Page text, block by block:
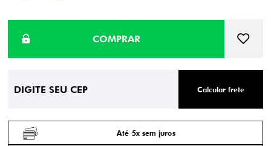
Calcular frete
Até 5x sem juros